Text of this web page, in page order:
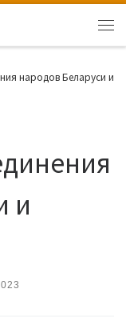
народов Беларуси и
и